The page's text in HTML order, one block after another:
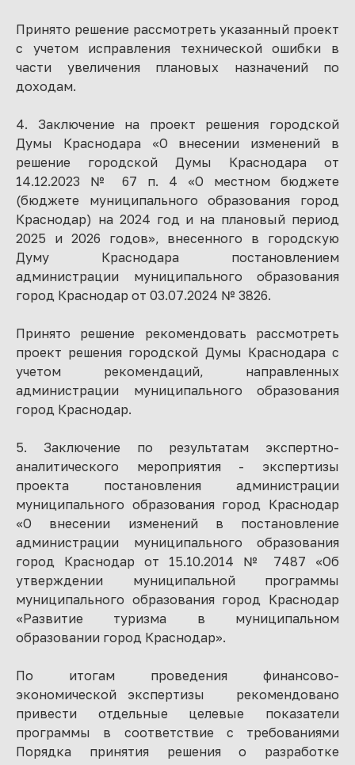
Принято решение рассмотреть указанный проект
с учетом исправления технической ошибки в
части увеличения плановых назначений по
доходам.
4. Заключение на проект решения городской
Думы Краснодара «О внесении изменений в
решение городской Думы Краснодара от
14.12.2023 № 67 п. 4 «О местном бюджете
(бюджете муниципального образования город
Краснодар) на 2024 год и на плановый период
2025 и 2026 годов», внесенного в городскую
Думу Краснодара постановлением
администрации муниципального образования
город Краснодар от 03.07.2024 № 3826.
Принято решение рекомендовать рассмотреть
проект решения городской Думы Краснодара с
учетом рекомендаций, направленных
администрации муниципального образования
город Краснодар.
5. Заключение по результатам экспертно-
аналитического мероприятия - экспертизы
проекта постановления администрации
муниципального образования город Краснодар
«О внесении изменений в постановление
администрации муниципального образования
город Краснодар от 15.10.2014 № 7487 «Об
утверждении муниципальной программы
муниципального образования город Краснодар
«Развитие туризма в муниципальном
образовании город Краснодар».
По итогам проведения финансово-
экономической экспертизы рекомендовано
привести отдельные целевые показатели
программы в соответствие с требованиями
Порядка принятия решения о разработке